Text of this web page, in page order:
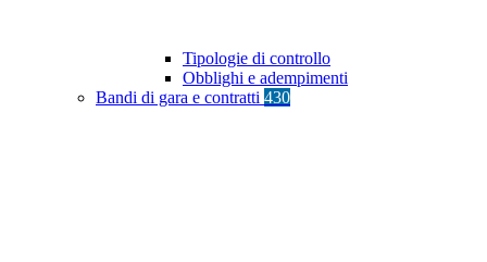
Tipologie di controllo
Obblighi e adempimenti
Bandi di gara e contratti 430